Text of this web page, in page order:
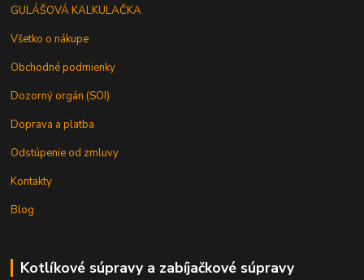
GULÁŠOVÁ KALKULAČKA
Všetko o nákupe
Obchodné podmienky
Dozorný orgán (SOI)
Doprava a platba
Odstúpenie od zmluvy
Kontakty
Blog
Kotlíkové súpravy a zabíjačkové súpravy